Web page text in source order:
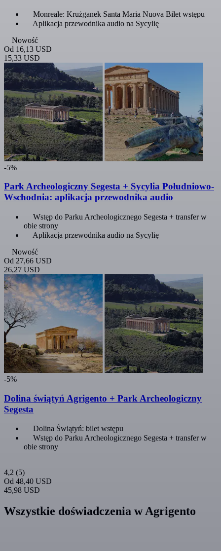
Monreale: Krużganek Santa Maria Nuova Bilet wstępu
Aplikacja przewodnika audio na Sycylię
Nowość
Od 16,13 USD
15,33 USD
-5%
Park Archeologiczny Segesta + Sycylia Południowo-
Wschodnia: aplikacja przewodnika audio
Wstęp do Parku Archeologicznego Segesta + transfer w
obie strony
Aplikacja przewodnika audio na Sycylię
Nowość
Od 27,66 USD
26,27 USD
-5%
Dolina świątyń Agrigento + Park Archeologiczny
Segesta
Dolina Świątyń: bilet wstępu
Wstęp do Parku Archeologicznego Segesta + transfer w
obie strony
4,2 (5)
Od 48,40 USD
45,98 USD
Wszystkie doświadczenia w Agrigento